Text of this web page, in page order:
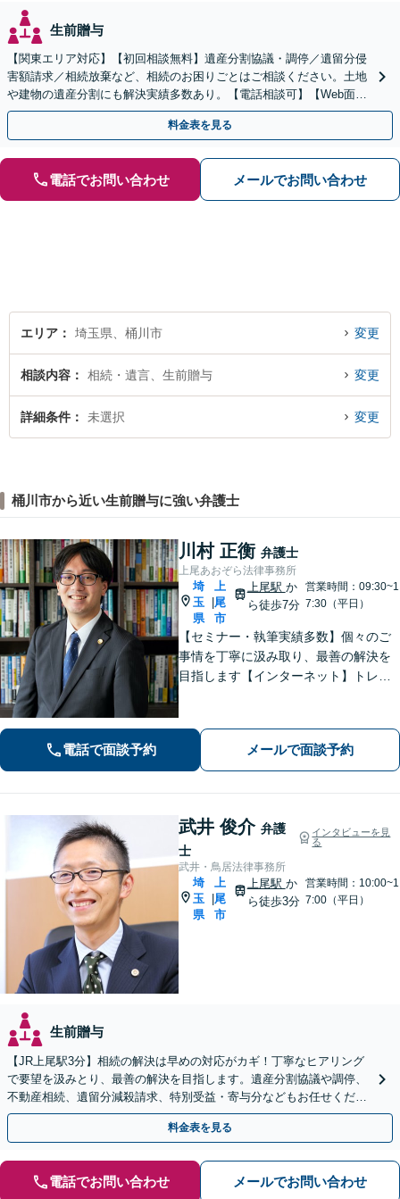
生前贈与
【関東エリア対応】【初回相談無料】遺産分割協議・調停／遺留分侵
害額請求／相続放棄など、相続のお困りごとはご相談ください。土地
や建物の遺産分割にも解決実績多数あり。【電話相談可】【Web面談
可】遺言書作成や財産の整理など生前対策もサポート
料金表を見る
電話でお問い合わせ メールでお問い合わせ
エリア 埼玉県、桶川市 変更
相談内容 相続・遺言、生前贈与 変更
詳細条件 未選択 変更
桶川市から近い生前贈与に強い弁護士
川村 正衡 弁護士
上尾あおぞら法律事務所
埼
玉
県
上
尾
市
上尾駅 か
ら徒歩7分
営業時間：09:30~1
7:30（平日）
【セミナー・執筆実績多数】個々のご
事情を丁寧に汲み取り、最善の解決を
目指します【インターネット】トレン
題】検討段階、協議から訴訟まで。あ
らゆるフェーズに対応【上尾駅7分】
電話で面談予約 メールで面談予約
武井 俊介 弁護
士
インタビューを見
る
武井・鳥居法律事務所
埼
玉
県
上
尾
市
上尾駅 か
ら徒歩3分
営業時間：10:00~1
7:00（平日）
生前贈与
【JR上尾駅3分】相続の解決は早めの対応がカギ！丁寧なヒアリング
で要望を汲みとり、最善の解決を目指します。遺産分割協議や調停、
不動産相続、遺留分減殺請求、特別受益・寄与分などもお任せくださ
い。遺言書作成もサポート【初回面談30分無料】
料金表を見る
電話でお問い合わせ メールでお問い合わせ